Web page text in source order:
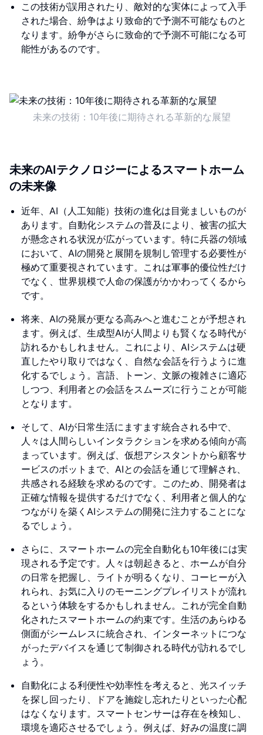
この技術が誤用されたり、敵対的な実体によって入手
された場合、紛争はより致命的で予測不可能なものと
なります。紛争がさらに致命的で予測不可能になる可
能性があるのです。
未来の技術：10年後に期待される革新的な展望
未来のAIテクノロジーによるスマートホーム
の未来像
近年、AI（人工知能）技術の進化は目覚ましいものが
あります。自動化システムの普及により、被害の拡大
が懸念される状況が広がっています。特に兵器の領域
において、AIの開発と展開を規制し管理する必要性が
極めて重要視されています。これは軍事的優位性だけ
でなく、世界規模で人命の保護がかかわってくるから
です。
将来、AIの発展が更なる高みへと進むことが予想され
ます。例えば、生成型AIが人間よりも賢くなる時代が
訪れるかもしれません。これにより、AIシステムは硬
直したやり取りではなく、自然な会話を行うように進
化するでしょう。言語、トーン、文脈の複雑さに適応
しつつ、利用者との会話をスムーズに行うことが可能
となります。
そして、AIが日常生活にますます統合される中で、
人々は人間らしいインタラクションを求める傾向が高
まっています。例えば、仮想アシスタントから顧客サ
ービスのボットまで、AIとの会話を通じて理解され、
共感される経験を求めるのです。このため、開発者は
正確な情報を提供するだけでなく、利用者と個人的な
つながりを築くAIシステムの開発に注力することにな
るでしょう。
さらに、スマートホームの完全自動化も10年後には実
現される予定です。人々は朝起きると、ホームが自分
の日常を把握し、ライトが明るくなり、コーヒーが入
れられ、お気に入りのモーニングプレイリストが流れ
るという体験をするかもしれません。これが完全自動
化されたスマートホームの約束です。生活のあらゆる
側面がシームレスに統合され、インターネットにつな
がったデバイスを通じて制御される時代が訪れるでし
ょう。
自動化による利便性や効率性を考えると、光スイッチ
を探し回ったり、ドアを施錠し忘れたりといった心配
はなくなります。スマートセンサーは存在を検知し、
環境を適応させるでしょう。例えば、好みの温度に調